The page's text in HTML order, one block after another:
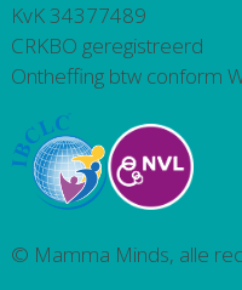
KvK 34377489
CRKBO geregistreerd
Ontheffing btw conform
© Mamma Minds, alle